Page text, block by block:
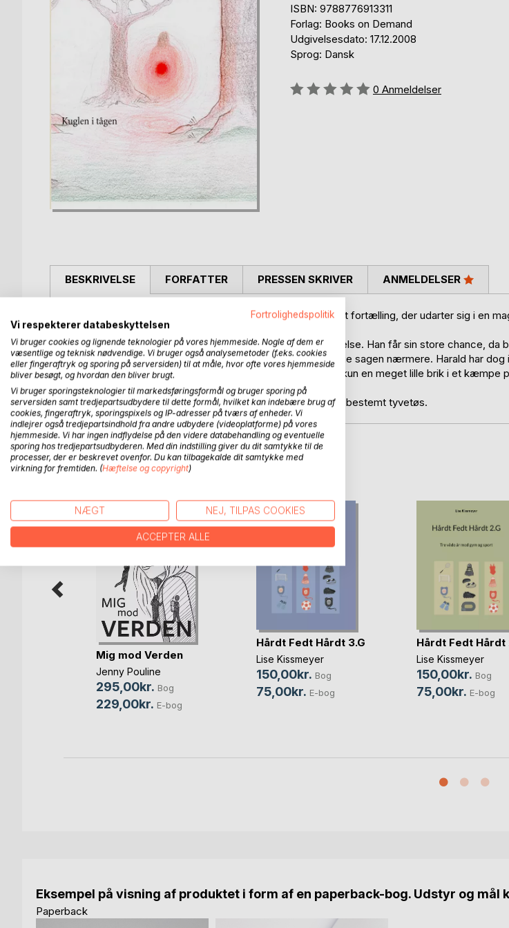
ISBN: 9788776913311
Forlag: Books on Demand
Udgivelsesdato: 17.12.2008
Sprog: Dansk
Anmeldelse::
0 Anmeldelser
BESKRIVELSE
Den første bog i Harald Harisfjord serien, er en tempofyldt fortælling, der udarter sig i en
Harald er en ung knøs der higer efter eventyr og berømmelse. Han får sin store chance, da
vis bliver slået ihjel, og byen har brug for en til at undersøge sagen nærmere. Harald har
anelse om hvad der venter ham. Smedens død er nemlig kun en meget lille brik i et kæmpe
magt, forræderi og ond magi.
Dog får Harald uventet hjælp fra en meget karismatisk og bestemt tyvetøs.
FORFATTER PRESSEN SKRIVER ANMELDELSER
FLERE TITLER HOSBoD
Mig mod Verden
Jenny Pouline
295,00kr. Bog
229,00kr. E-bog
Hårdt Fedt Hårdt 3.G
Lise Kissmeyer
150,00kr. Bog
75,00kr. E-bog
Hårdt Fedt Hårdt
Lise Kissmeyer
150,00kr. Bog
75,00kr. E-bog
Eksempel på visning af produktet i form af en paperback-bog. Udstyr og mål
Paperback
Fortrolighedspolitik
Vi respekterer databeskyttelsen
Vi bruger cookies og lignende teknologier på vores hjemmeside. Nogle af dem er
væsentlige og teknisk nødvendige. Vi bruger også analysemetoder (f.eks. cookies
eller fingeraftryk og sporing på serversiden) til at måle, hvor ofte vores hjemmeside
bliver besøgt, og hvordan den bliver brugt.
Vi bruger sporingsteknologier til markedsføringsformål og bruger sporing på
serversiden samt tredjepartsudbydere til dette formål, hvilket kan indebære brug af
cookies, fingeraftryk, sporingspixels og IP-adresser på tværs af enheder. Vi
indlejrer også tredjepartsindhold fra andre udbydere (videoplatforme) på vores
hjemmeside. Vi har ingen indflydelse på den videre databehandling og eventuelle
sporing hos tredjepartsudbyderen. Med din indstilling giver du dit samtykke til de
processer, der er beskrevet ovenfor. Du kan tilbagekalde dit samtykke med
virkning for fremtiden. (Hæftelse og copyright)
NÆGT NEJ, TILPAS COOKIES
ACCEPTER ALLE